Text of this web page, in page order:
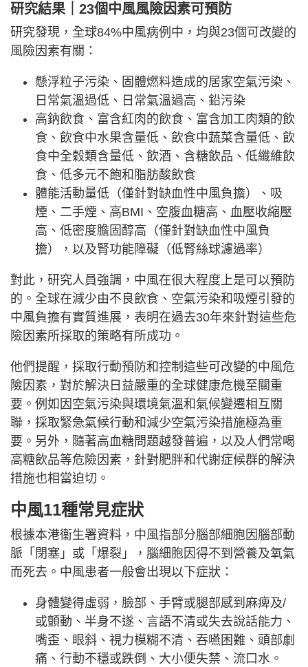
研究結果｜23個中風風險因素可預防
研究發現，全球84%中風病例中，均與23個可改變的
風險因素有關：
懸浮粒子污染、固體燃料造成的居家空氣污染、
日常氣溫過低、日常氣溫過高、鉛污染
高鈉飲食、富含紅肉的飲食、富含加工肉類的飲
食、飲食中水果含量低、飲食中蔬菜含量低、飲
食中全穀類含量低、飲酒、含糖飲品、低纖維飲
食、低多元不飽和脂肪酸飲食
體能活動量低（僅針對缺血性中風負擔）、吸
煙、二手煙、高BMI、空腹血糖高、血壓收縮壓
高、低密度膽固醇高（僅針對缺血性中風負
擔），以及腎功能障礙（低腎絲球濾過率）
對此，研究人員強調，中風在很大程度上是可以預防
的。全球在減少由不良飲食、空氣污染和吸煙引發的
中風負擔有實質進展，表明在過去30年來針對這些危
險因素所採取的策略有所成功。
他們提醒，採取行動預防和控制這些可改變的中風危
險因素，對於解決日益嚴重的全球健康危機至關重
要。例如因空氣污染與環境氣溫和氣候變遷相互關
聯，採取緊急氣候行動和減少空氣污染措施極為重
要。另外，隨著高血糖問題越發普遍，以及人們常喝
高糖飲品等危險因素，針對肥胖和代謝症候群的解決
措施也相當迫切。
中風11種常見症狀
根據本港衞生署資料，中風指部分腦部細胞因腦部動
脈「閉塞」或「爆裂」，腦細胞因得不到營養及氧氣
而死去。中風患者一般會出現以下症狀：
身體變得虛弱，臉部、手臂或腿部感到麻痺及/
或顫動、半身不遂、言語不清或失去說話能力、
嘴歪、眼斜、視力模糊不清、吞嚥困難、頭部劇
痛、行動不穩或跌倒、大小便失禁、流口水。